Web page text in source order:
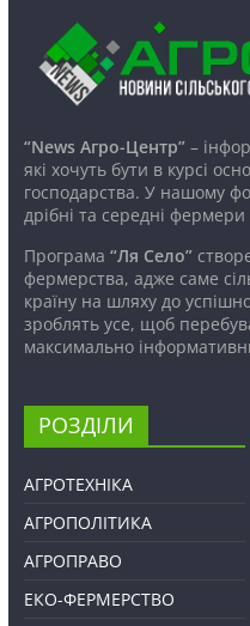
“News Агро-Центр”–
які хочуть бути в курсі
господарства. У нашому
дрібні та середні фермери
Програма “Ля Село”
фермерства, адже саме
країну на шляху до
зроблять усе, щоб
максимально
РОЗДІЛИ
АГРОТЕХНІКА
АГРОПОЛІТИКА
АГРОПРАВО
ЕКО-ФЕРМЕРСТВО